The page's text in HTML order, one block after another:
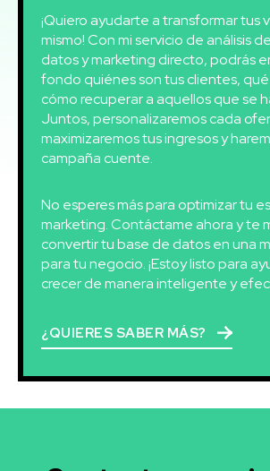
¡Quiero ayudarte a transformar tus
mismo! Con mi servicio de análisis
datos y marketing directo, podrás
fondo quiénes son tus clientes,
cómo recuperar a aquellos que se
Juntos, personalizaremos cada
maximizaremos tus ingresos y
campaña cuente.
No esperes más para optimizar tu
marketing. Contáctame ahora y te
convertir tu base de datos en una
para tu negocio. ¡Estoy listo para
crecer de manera inteligente y
¿QUIERES SABER MÁS?